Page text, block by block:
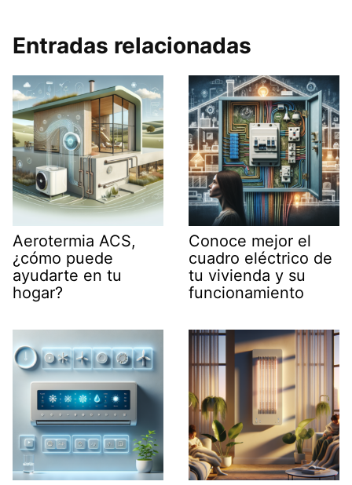
Entradas relacionadas
Aerotermia ACS,
¿cómo puede
ayudarte en tu
hogar?
Conoce mejor el
cuadro eléctrico de
tu vivienda y su
funcionamiento